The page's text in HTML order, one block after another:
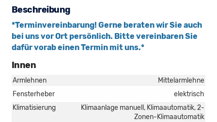
Beschreibung
*Terminvereinbarung! Gerne beraten wir Sie auch
bei uns vor Ort persönlich. Bitte vereinbaren Sie
dafür vorab einen Termin mit uns.*
Innen
Armlehnen
Mittelarmlehne
Fensterheber
elektrisch
Klimatisierung
Klimaanlage manuell, Klimaautomatik, 2-
Zonen-Klimaautomatik